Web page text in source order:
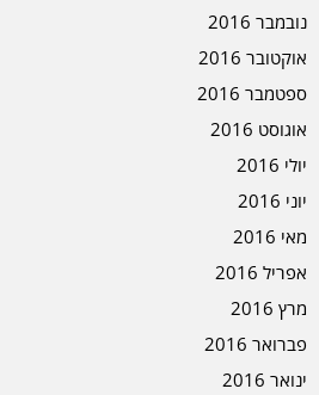
נובמבר 2016
אוקטובר 2016
ספטמבר 2016
אוגוסט 2016
יולי 2016
יוני 2016
מאי 2016
אפריל 2016
מרץ 2016
פברואר 2016
ינואר 2016